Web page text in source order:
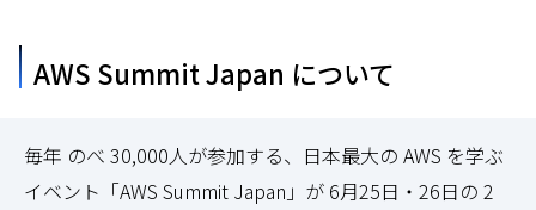
AWS Summit Japan について
毎年 のべ 30,000人が参加する、日本最大の AWS を学ぶ
イベント「AWS Summit Japan」が 6月25日・26日の 2